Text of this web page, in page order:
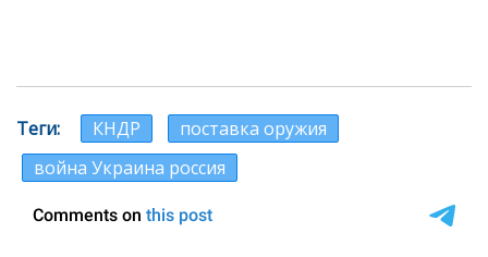
Теги КНДР
поставка оружия
война Украина россия